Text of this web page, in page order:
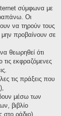
σύμφωνα με
Οι
να τηρούν τους
προβαίνουν σε
θεωρηθεί ότι
τις εκφραζόμενες
τις πράξεις που
μέσω των
βιβλίο
στο ράδιο)